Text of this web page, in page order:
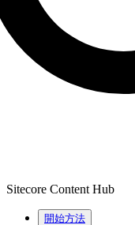
Sitecore Content Hub
開始方法